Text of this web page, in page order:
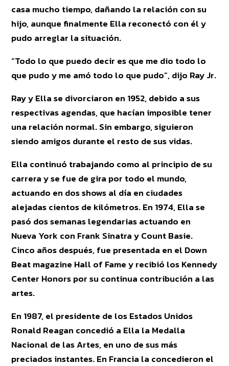
casa mucho tiempo, dañando la relación con su
hijo, aunque finalmente Ella reconectó con él y
pudo arreglar la situación.
“Todo lo que puedo decir es que me dio todo lo
que pudo y me amó todo lo que pudo”, dijo Ray Jr.
Ray y Ella se divorciaron en 1952, debido a sus
respectivas agendas, que hacían imposible tener
una relación normal. Sin embargo, siguieron
siendo amigos durante el resto de sus vidas.
Ella continuó trabajando como al principio de su
carrera y se fue de gira por todo el mundo,
actuando en dos shows al día en ciudades
alejadas cientos de kilómetros. En 1974, Ella se
pasó dos semanas legendarias actuando en
Nueva York con Frank Sinatra y Count Basie.
Cinco años después, fue presentada en el Down
Beat magazine Hall of Fame y recibió los Kennedy
Center Honors por su continua contribución a las
artes.
En 1987, el presidente de los Estados Unidos
Ronald Reagan concedió a Ella la Medalla
Nacional de las Artes, en uno de sus más
preciados instantes. En Francia la concedieron el